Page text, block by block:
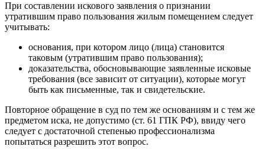
При составлении искового заявления о признании
утратившим право пользования жилым помещением следует
учитывать:
основания, при котором лицо (лица) становится
таковым (утратившим право пользования);
доказательства, обосновывающие заявленные исковые
требования (все зависит от ситуации), которые могут
быть как письменные, так и свидетельские.
Повторное обращение в суд по тем же основаниям и с тем же
предметом иска, не допустимо (ст. 61 ГПК РФ), ввиду чего
следует с достаточной степенью профессионализма
попытаться разрешить этот вопрос.